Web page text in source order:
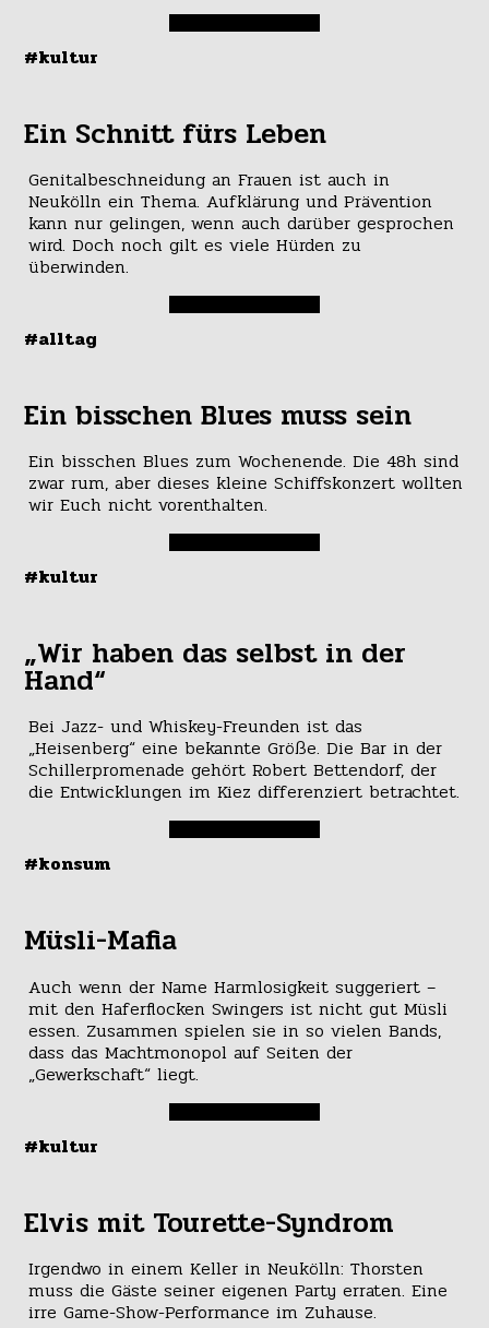
#kultur
Ein Schnitt fürs Leben
Genitalbeschneidung an Frauen ist auch in
Neukölln ein Thema. Aufklärung und Prävention
kann nur gelingen, wenn auch darüber gesprochen
wird. Doch noch gilt es viele Hürden zu
überwinden.
#alltag
Ein bisschen Blues muss sein
Ein bisschen Blues zum Wochenende. Die 48h sind
zwar rum, aber dieses kleine Schiffskonzert wollten
wir Euch nicht vorenthalten.
#kultur
„Wir haben das selbst in der
Hand“
Bei Jazz- und Whiskey-Freunden ist das
„Heisenberg“ eine bekannte Größe. Die Bar in der
Schillerpromenade gehört Robert Bettendorf, der
die Entwicklungen im Kiez differenziert betrachtet.
#konsum
Müsli-Mafia
Auch wenn der Name Harmlosigkeit suggeriert –
mit den Haferflocken Swingers ist nicht gut Müsli
essen. Zusammen spielen sie in so vielen Bands,
dass das Machtmonopol auf Seiten der
„Gewerkschaft“ liegt.
#kultur
Elvis mit Tourette-Syndrom
Irgendwo in einem Keller in Neukölln: Thorsten
muss die Gäste seiner eigenen Party erraten. Eine
irre Game-Show-Performance im Zuhause.